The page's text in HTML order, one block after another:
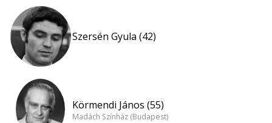
Szersén Gyula (42)
Körmendi János (55)
Madách Színház (Budapest)